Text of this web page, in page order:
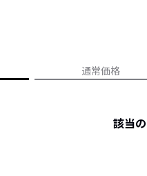
人気記事ランキング
通常価格
該当